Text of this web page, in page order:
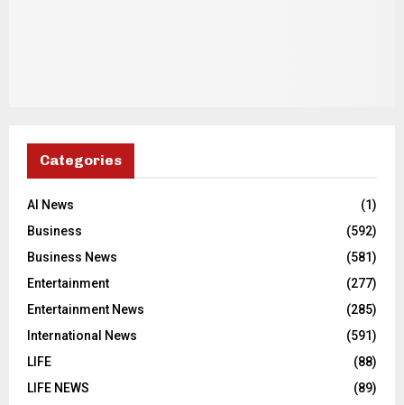
Categories
AI News
(1)
Business
(592)
Business News
(581)
Entertainment
(277)
Entertainment News
(285)
International News
(591)
LIFE
(88)
LIFE NEWS
(89)